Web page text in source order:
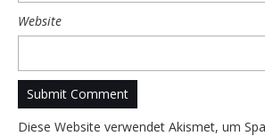
Website
Diese Website verwendet Akismet, um